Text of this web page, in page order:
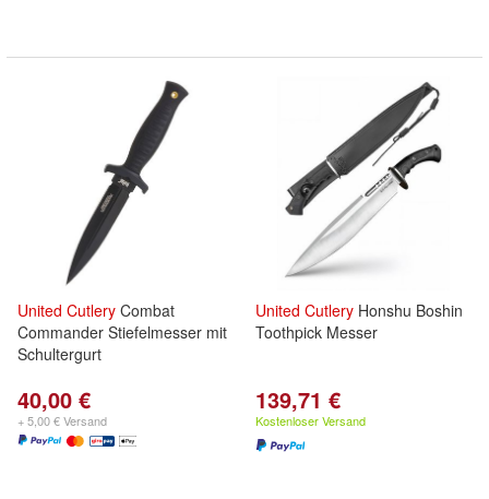
United Cutlery Combat
Commander Stiefelmesser mit
Schultergurt
40,00 €
+ 5,00 € Versand
United Cutlery Honshu Boshin
Toothpick Messer
139,71 €
Kostenloser Versand